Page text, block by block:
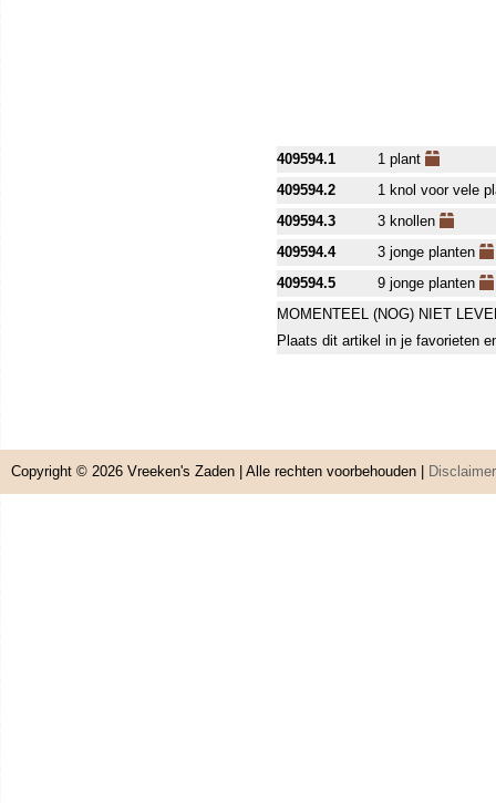
409594.1
1 plant
409594.2
1 knol voor vele
409594.3
3 knollen
409594.4
3 jonge planten
409594.5
9 jonge planten
MOMENTEEL (NOG) NIET
Plaats dit artikel in je favorieten
Copyright © 2026 Vreeken's Zaden | Alle rechten voorbehouden | Disclaimer